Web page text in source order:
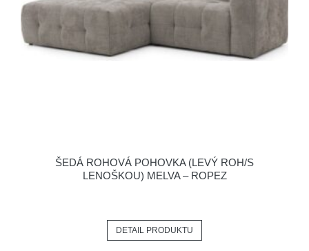
ŠEDÁ ROHOVÁ POHOVKA (LEVÝ ROH/S
LENOŠKOU) MELVA – ROPEZ
DETAIL PRODUKTU